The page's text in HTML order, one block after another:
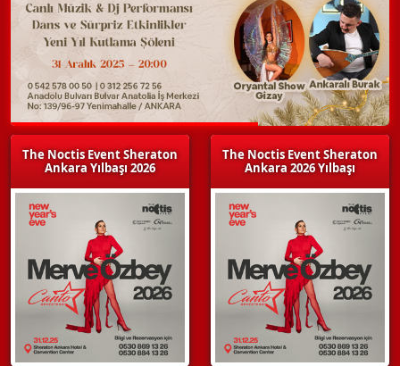
The Noctis Event Sheraton
Ankara Yılbaşı 2026
The Noctis Event Sheraton
Ankara 2026 Yılbaşı